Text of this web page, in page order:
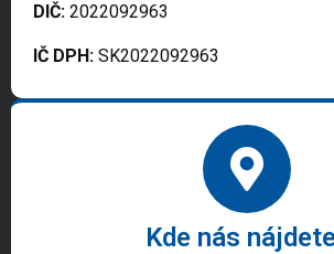
DIČ: 2022092963
IČ DPH: SK2022092963
Kde nás